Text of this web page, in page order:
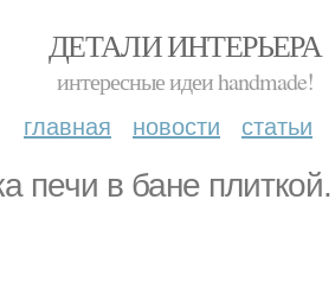
ДЕТАЛИ ИНТЕРЬЕРА
интересные идеи handmade!
главная новости статьи
печи в бане